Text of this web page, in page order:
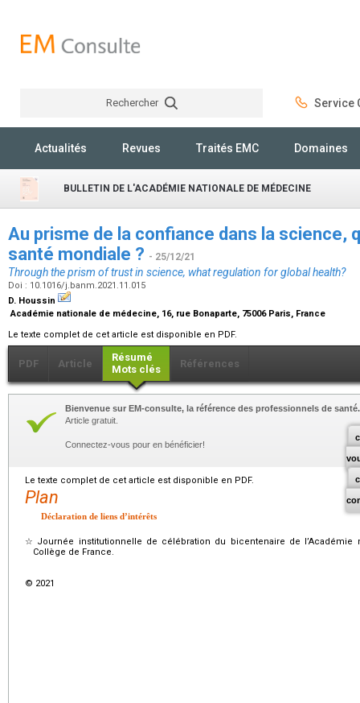
Rechercher Service
Actualités Revues Traités EMC Domaines
BULLETIN DE L'ACADÉMIE NATIONALE DE MÉDECINE
Au prisme de la confiance dans la science,
santé mondiale ? - 25/12/21
Through the prism of trust in science, what regulation for global health?
Doi : 10.1016/j.banm.2021.11.015
D. Houssin
Académie nationale de médecine, 16, rue Bonaparte, 75006 Paris, France
Le texte complet de cet article est disponible en PDF.
PDF Article
Résumé
Mots clés
Références
Bienvenue sur EM-consulte, la référence des professionnels de santé.
Article gratuit.
Connectez-vous pour en bénéficier!
Le texte complet de cet article est disponible en PDF.
Plan
Déclaration de liens d’intérêts
☆ Journée institutionnelle de célébration du bicentenaire de l’Académie
Collège de France.
© 2021